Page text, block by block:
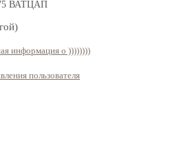
ВАТЦАП
информация о ))))))))
пользователя